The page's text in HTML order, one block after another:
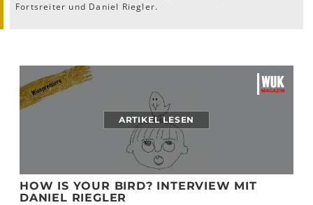
Fortsreiter und Daniel Riegler.
ARTIKEL LESEN
HOW IS YOUR BIRD? INTERVIEW MIT
DANIEL RIEGLER